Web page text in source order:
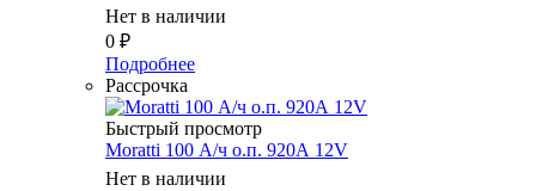
Нет в наличии
0 ₽
Подробнее
Рассрочка
Быстрый просмотр
Moratti 100 А/ч о.п. 920А 12V
Нет в наличии